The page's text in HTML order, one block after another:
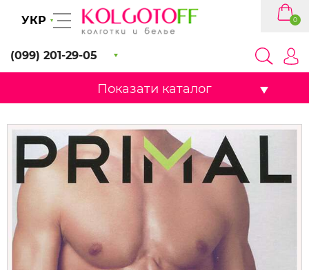
УКР
(099) 201-29-05
0
Показати каталог